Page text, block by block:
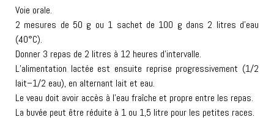
Voie orale.
2 mesures de 50 g ou 1 sachet de 100 g dans 2 litres d’eau
(40°C).
Donner 3 repas de 2 litres à 12 heures d’intervalle.
L’alimentation lactée est ensuite reprise progressivement (1/2
lait–1/2 eau), en alternant lait et eau.
Le veau doit avoir accès à l’eau fraîche et propre entre les repas.
La buvée peut être réduite à 1 ou 1,5 litre pour les petites races.